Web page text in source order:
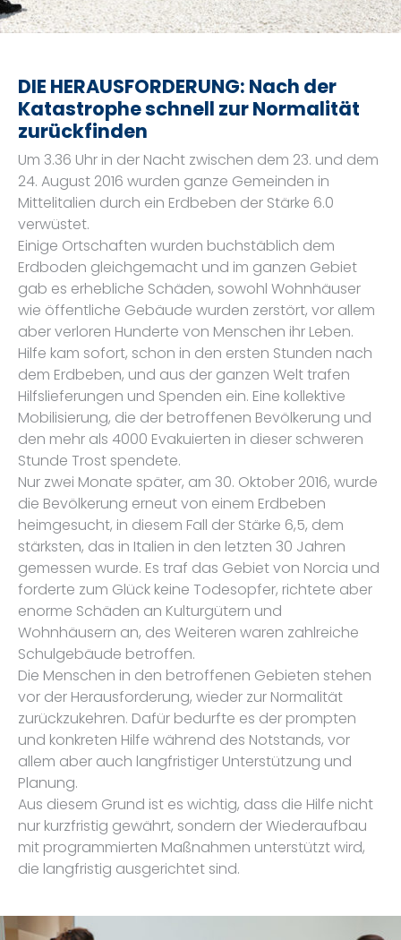
DIE HERAUSFORDERUNG: Nach der
Katastrophe schnell zur Normalität
zurückfinden
Um 3.36 Uhr in der Nacht zwischen dem 23. und dem
24. August 2016 wurden ganze Gemeinden in
Mittelitalien durch ein Erdbeben der Stärke 6.0
verwüstet.
Einige Ortschaften wurden buchstäblich dem
Erdboden gleichgemacht und im ganzen Gebiet
gab es erhebliche Schäden, sowohl Wohnhäuser
wie öffentliche Gebäude wurden zerstört, vor allem
aber verloren Hunderte von Menschen ihr Leben.
Hilfe kam sofort, schon in den ersten Stunden nach
dem Erdbeben, und aus der ganzen Welt trafen
Hilfslieferungen und Spenden ein. Eine kollektive
Mobilisierung, die der betroffenen Bevölkerung und
den mehr als 4000 Evakuierten in dieser schweren
Stunde Trost spendete.
Nur zwei Monate später, am 30. Oktober 2016, wurde
die Bevölkerung erneut von einem Erdbeben
heimgesucht, in diesem Fall der Stärke 6,5, dem
stärksten, das in Italien in den letzten 30 Jahren
gemessen wurde. Es traf das Gebiet von Norcia und
forderte zum Glück keine Todesopfer, richtete aber
enorme Schäden an Kulturgütern und
Wohnhäusern an, des Weiteren waren zahlreiche
Schulgebäude betroffen.
Die Menschen in den betroffenen Gebieten stehen
vor der Herausforderung, wieder zur Normalität
zurückzukehren. Dafür bedurfte es der prompten
und konkreten Hilfe während des Notstands, vor
allem aber auch langfristiger Unterstützung und
Planung.
Aus diesem Grund ist es wichtig, dass die Hilfe nicht
nur kurzfristig gewährt, sondern der Wiederaufbau
mit programmierten Maßnahmen unterstützt wird,
die langfristig ausgerichtet sind.